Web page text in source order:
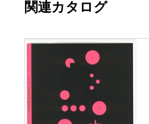
関連カタログ